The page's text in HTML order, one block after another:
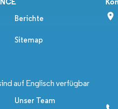
Berichte
Sitemap
auf Englisch verfügbar
Unser Team